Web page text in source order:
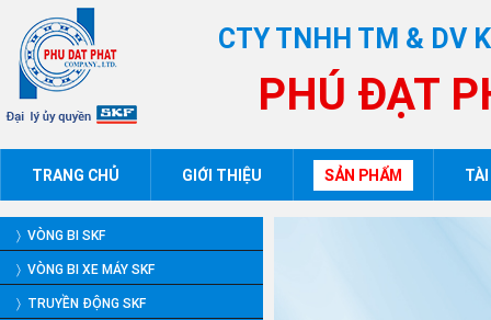
CTY TNHH TM & DV
PHÚ ĐẠT
TRANG CHỦ GIỚI THIỆU SẢN PHẨM
〉 VÒNG BI SKF
〉 VÒNG BI XE MÁY SKF
〉 TRUYỀN ĐỘNG SKF